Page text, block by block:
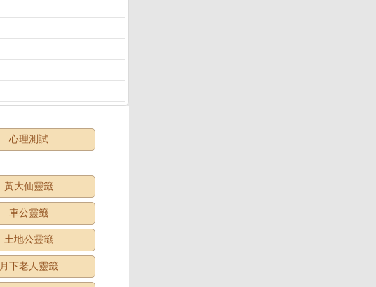
心理測試
黃大仙靈籤
車公靈籤
土地公靈籤
月下老人靈籤